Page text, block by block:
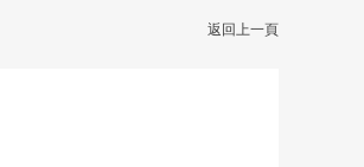
返回上一頁